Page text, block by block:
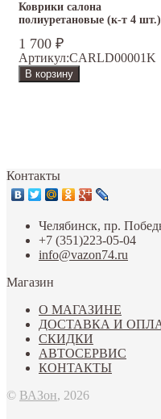
Коврики салона
полиуретановые (к-т 4 шт.)
1 700 ₽
Артикул:CARLD00001K
Контакты
Челябинск, пр.
+7 (351)223-05-04
info@vazon74.ru
Магазин
О МАГАЗИНЕ
ДОСТАВКА И
СКИДКИ
АВТОСЕРВИС
КОНТАКТЫ
© ВАЗон, 2026